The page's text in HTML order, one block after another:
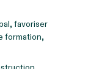
favoriser
formation,